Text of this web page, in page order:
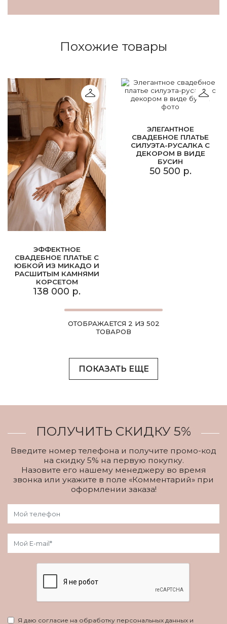
Похожие товары
ЭФФЕКТНОЕ
СВАДЕБНОЕ ПЛАТЬЕ С
ЮБКОЙ ИЗ МИКАДО И
РАСШИТЫМ КАМНЯМИ
КОРСЕТОМ
138 000 р.
ЭЛЕГАНТНОЕ
СВАДЕБНОЕ ПЛАТЬЕ
СИЛУЭТА-РУСАЛКА С
ДЕКОРОМ В ВИДЕ
БУСИН
50 500 р.
ОТОБРАЖАЕТСЯ 2 ИЗ 502
ТОВАРОВ
ПОКАЗАТЬ ЕЩЕ
ПОЛУЧИТЬ СКИДКУ 5%
Введите номер телефона и получите промо-код
на скидку 5% на первую покупку.
Назовите его нашему менеджеру во время
звонка или укажите в поле «Комментарий» при
оформлении заказа!
Я даю согласие на обработку персональных данных и